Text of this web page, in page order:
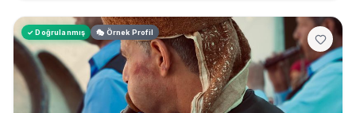
✓ Doğrulanmış 🎭 Örnek Profil